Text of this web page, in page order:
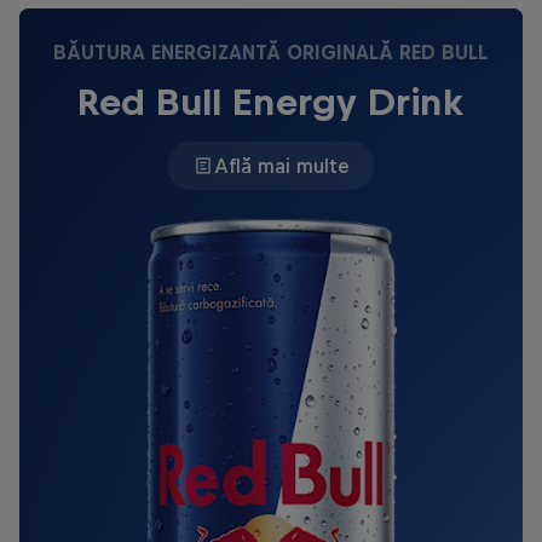
BĂUTURA ENERGIZANTĂ ORIGINALĂ RED BULL
Red Bull Energy Drink
Află mai multe